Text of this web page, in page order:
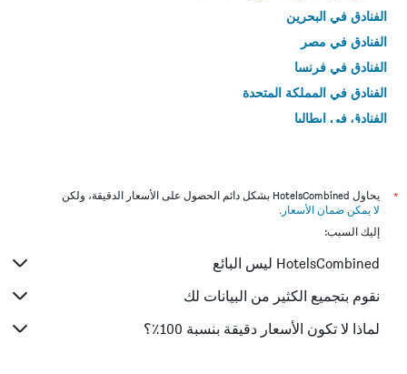
الفنادق في البحرين
الفنادق في مصر
الفنادق في فرنسا
الفنادق في المملكة المتحدة
الفنادق في إيطاليا
*
يحاول HotelsCombined بشكل دائم الحصول على الأسعار الدقيقة، ولكن
لا يمكن ضمان الأسعار .
إليك السبب:
HotelsCombined ليس البائع
نقوم بتجميع الكثير من البيانات لك
لماذا لا تكون الأسعار دقيقة بنسبة 100٪؟